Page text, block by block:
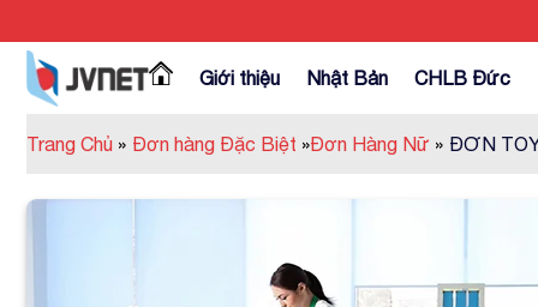
to
content
Giới thiệu Nhật Bản CHLB Đức
Trang Chủ » Đơn hàng Đặc Biệt »Đơn Hàng Nữ » ĐƠN